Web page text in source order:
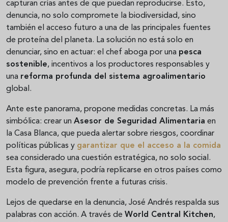
capturan crías antes de que puedan reproducirse. Esto,
denuncia, no solo compromete la biodiversidad, sino
también el acceso futuro a una de las principales fuentes
de proteína del planeta. La solución no está solo en
denunciar, sino en actuar: el chef aboga por una pesca
sostenible, incentivos a los productores responsables y
una reforma profunda del sistema agroalimentario
global.
Ante este panorama, propone medidas concretas. La más
simbólica: crear un Asesor de Seguridad Alimentaria en
la Casa Blanca, que pueda alertar sobre riesgos, coordinar
políticas públicas y garantizar que el acceso a la comida
sea considerado una cuestión estratégica, no solo social.
Esta figura, asegura, podría replicarse en otros países como
modelo de prevención frente a futuras crisis.
Lejos de quedarse en la denuncia, José Andrés respalda sus
palabras con acción. A través de World Central Kitchen,